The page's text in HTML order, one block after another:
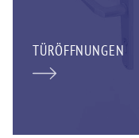
TÜRÖFFNUNGEN